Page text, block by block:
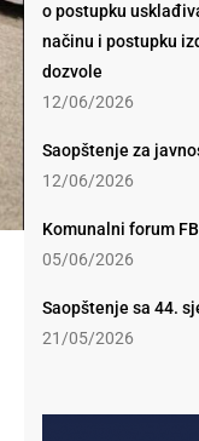
o postupku
načinu i postupku
dozvole
12/06/2026
Saopštenje za
12/06/2026
Komunalni forum
05/06/2026
Saopštenje sa 44.
21/05/2026